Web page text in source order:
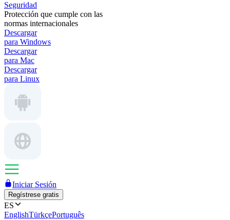
Seguridad
Protección que cumple con las
normas internacionales
Descargar
para Windows
Descargar
para Mac
Descargar
para Linux
Iniciar Sesión
Regístrese gratis
ES
EnglishTürkçePortuguês